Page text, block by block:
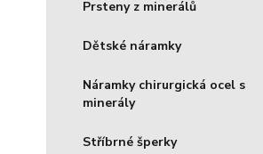
Prsteny z minerálů
Dětské náramky
Náramky chirurgická ocel s
minerály
Stříbrné šperky